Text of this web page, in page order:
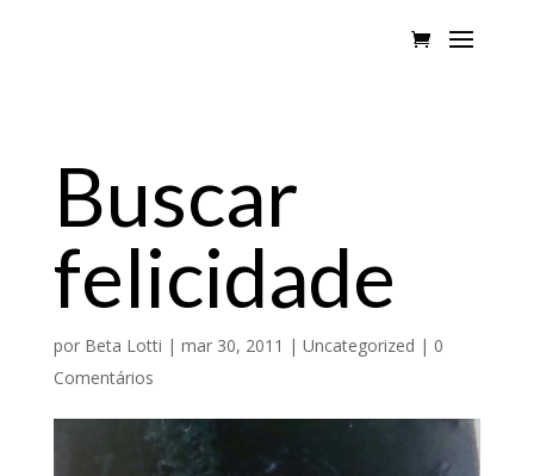
Buscar
felicidade
por Beta Lotti | mar 30, 2011 | Uncategorized | 0
Comentários